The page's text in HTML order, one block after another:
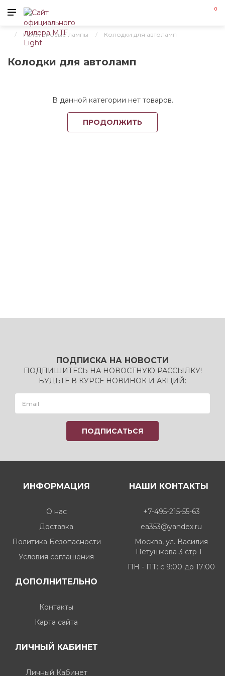
0
Галогеновые лампы Колодки для автоламп
Колодки для автоламп
В данной категории нет товаров.
ПРОДОЛЖИТЬ
ПОДПИСКА НА НОВОСТИ
ПОДПИШИТЕСЬ НА НОВОСТНУЮ РАССЫЛКУ!
БУДЬТЕ В КУРСЕ НОВИНОК И АКЦИЙ:
ИНФОРМАЦИЯ
О нас
Доставка
Политика Безопасности
Условия соглашения
ДОПОЛНИТЕЛЬНО
Контакты
Карта сайта
ЛИЧНЫЙ КАБИНЕТ
Личный Кабинет
НАШИ КОНТАКТЫ
+7-495-215-55-63
ea353@yandex.ru
Москва, ул. Василия
Петушкова 3 стр 1
ПН - ПТ: c 9:00 до 17:00